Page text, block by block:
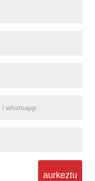
aurkeztu